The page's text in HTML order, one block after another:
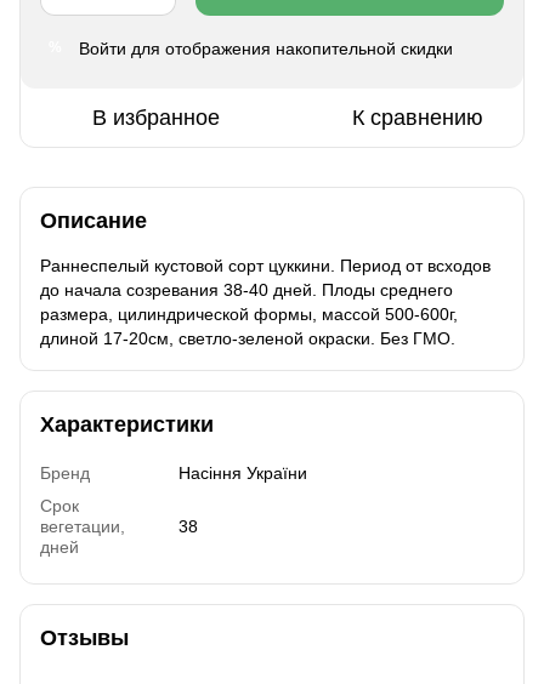
Войти для отображения накопительной скидки
В избранное К сравнению
Описание
Раннеспелый кустовой сорт цуккини. Период от всходов
до начала созревания 38-40 дней. Плоды среднего
размера, цилиндрической формы, массой 500-600г,
длиной 17-20см, светло-зеленой окраски. Без ГМО.
Характеристики
Бренд
Насіння України
Срок
вегетации,
дней
38
Отзывы